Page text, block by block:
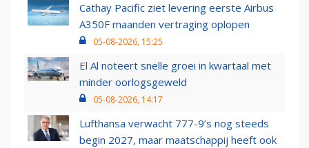
Cathay Pacific ziet levering eerste Airbus
A350F maanden vertraging oplopen
05-08-2026, 15:25
El Al noteert snelle groei in kwartaal met
minder oorlogsgeweld
05-08-2026, 14:17
Lufthansa verwacht 777-9’s nog steeds
begin 2027, maar maatschappij heeft ook